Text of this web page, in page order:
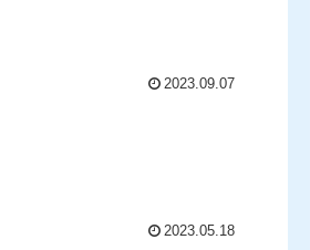
2023.09.07
2023.05.18